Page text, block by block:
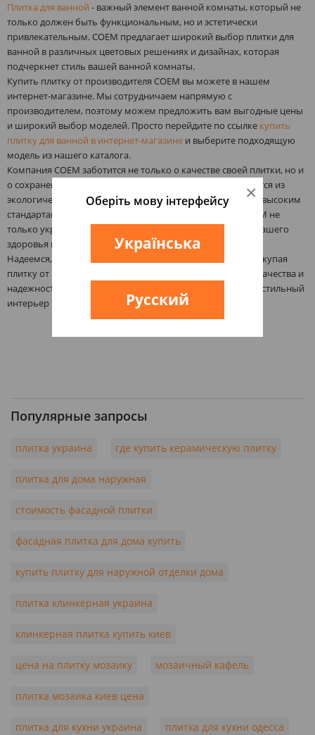
Плитка для ванной - важный элемент ванной комнаты, который не
только должен быть функциональным, но и эстетически
привлекательным. COEM предлагает широкий выбор плитки для
ванной в различных цветовых решениях и дизайнах, которая
подчеркнет стиль вашей ванной комнаты.
Купить плитку от производителя COEM вы можете в нашем
интернет-магазине. Мы сотрудничаем напрямую с
производителем, поэтому можем предложить вам выгодные цены
и широкий выбор моделей. Просто перейдите по ссылке купить
плитку для ванной в интернет-магазине и выберите подходящую
модель из нашего каталога.
Компания COEM заботится не только о качестве своей плитки, но и
о сохранении окружающей среды. Вся плитка производится из
экологически чистых материалов и соответствует самым высоким
стандартам. Вы можете быть уверены, что плитка от COEM не
только украсит ваш интерьер, но и будет безопасна для вашего
здоровья и здоровья ваших близких.
Надеемся, что наше предложение заинтересовало вас. Покупая
плитку от производителя COEM, вы получаете гарантию качества и
надежности, а также возможность создать уникальный и стильный
интерьер в вашем доме.
Популярные запросы
плитка украина где купить керамическую плитку
плитка для дома наружная
стоимость фасадной плитки
фасадная плитка для дома купить
купить плитку для наружной отделки дома
плитка клинкерная украина
клинкерная плитка купить киев
цена на плитку мозаику мозаичный кафель
плитка мозаика киев цена
плитка для кухни украина плитка для кухни одесса
×
Оберіть мову інтерфейсу
Українська
Русский